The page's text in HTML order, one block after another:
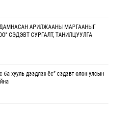
АРИЛЖААНЫ МАРГААНЫГ
СЭДЭВТ СУРГАЛТ, ТАНИЛЦУУЛГА
ба хууль дээдлэх ёс” сэдэвт олон улсын